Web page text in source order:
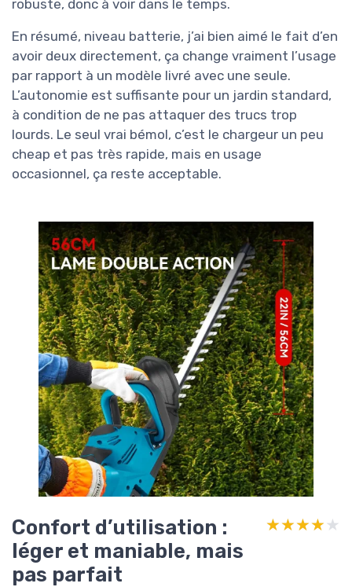
robuste, donc à voir dans le temps.
En résumé, niveau batterie, j’ai bien aimé le fait d’en
avoir deux directement, ça change vraiment l’usage
par rapport à un modèle livré avec une seule.
L’autonomie est suffisante pour un jardin standard,
à condition de ne pas attaquer des trucs trop
lourds. Le seul vrai bémol, c’est le chargeur un peu
cheap et pas très rapide, mais en usage
occasionnel, ça reste acceptable.
Confort d’utilisation :
léger et maniable, mais
pas parfait
★★★★★
★★★★★